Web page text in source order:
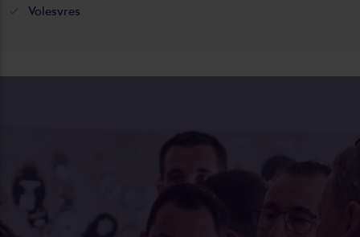
Volesvres